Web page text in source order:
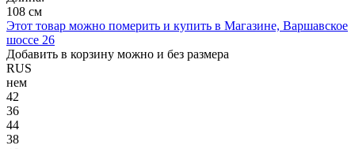
108 см
Этот товар можно померить и купить в Магазине, Варшавское
шоссе 26
Добавить в корзину можно и без размера
RUS
нем
42
36
44
38